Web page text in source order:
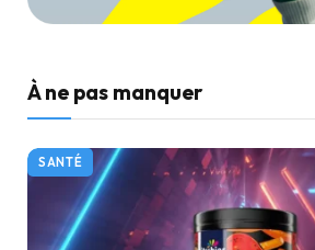
À ne pas manquer
SANTÉ